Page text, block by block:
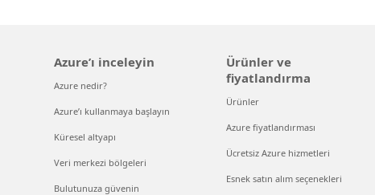
Azure’ı inceleyin
Azure nedir?
Azure’ı kullanmaya başlayın
Küresel altyapı
Veri merkezi bölgeleri
Bulutunuza güvenin
Ürünler ve
fiyatlandırma
Ürünler
Azure fiyatlandırması
Ücretsiz Azure hizmetleri
Esnek satın alım seçenekleri